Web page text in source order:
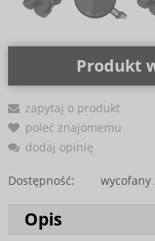
Produkt
zapytaj o produkt
poleć znajomemu
dodaj opinię
Dostępność: wycofany
Opis